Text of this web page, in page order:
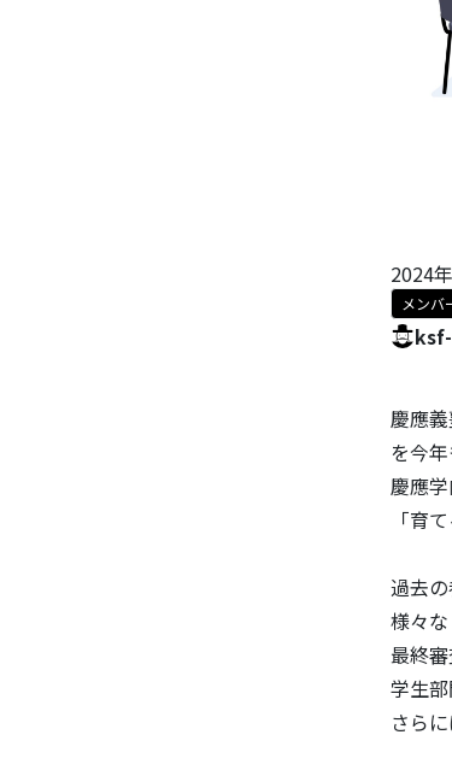
2024
メンバ
慶應
を今
慶應
「育
過去
様々
最終
学生
さら